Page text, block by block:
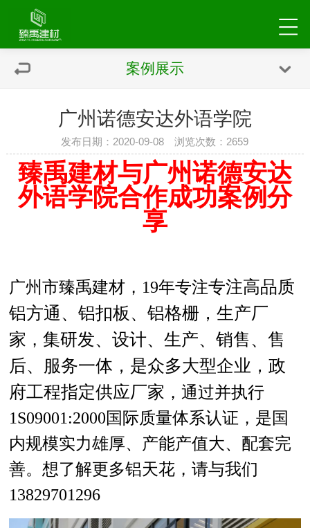
案例展示
广州诺德安达外语学院
发布日期：2020-09-08 浏览次数： 2659
臻禹建材与广州诺德安达
外语学院合作成功案例分
享
广州市臻禹建材，19年专注专注高品质
铝方通、铝扣板、铝格栅，生产厂
家 ，集研发、设计、生产、销售、售
后、服务一体，是众多大型企业，政
府工程指定供应厂家 ，通过并执行
1S09001:2000国际质量体系认证，是国
内规模实力雄厚、产能产值大、配套完
善。想了解更多铝天花，请与我们
13829701296